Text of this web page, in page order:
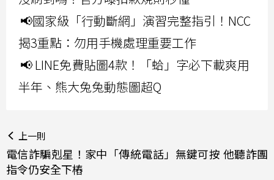
📢國家級「行動斷網」演習完整指引！NCC
揭3重點：勿用手機處理重要工作
📢 LINE免費貼圖4款！「蛤」字必下載爽用
半年、熊大兔兔動態圖超Q
上一則
電信詐騙剋星！家中「傳統電話」無鍵可按 他聽詐團
指令仍安全下樁